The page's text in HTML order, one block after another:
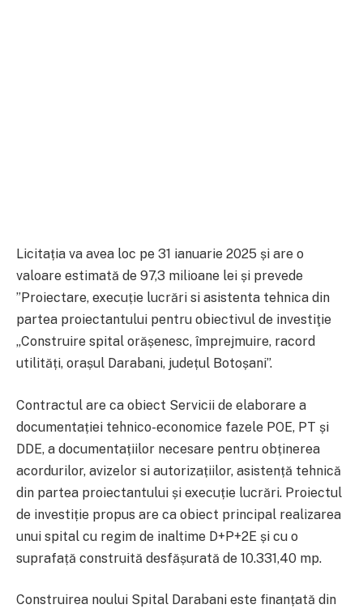
Licitația va avea loc pe 31 ianuarie 2025 și are o
valoare estimată de 97,3 milioane lei și prevede
”Proiectare, execuție lucrări si asistenta tehnica din
partea proiectantului pentru obiectivul de investiţie
„Construire spital orășenesc, împrejmuire, racord
utilități, orașul Darabani, județul Botoșani”.
Contractul are ca obiect Servicii de elaborare a
documentației tehnico-economice fazele POE, PT și
DDE, a documentațiilor necesare pentru obținerea
acordurilor, avizelor si autorizațiilor, asistență tehnică
din partea proiectantului și execuție lucrări. Proiectul
de investiție propus are ca obiect principal realizarea
unui spital cu regim de inaltime D+P+2E și cu o
suprafață construită desfășurată de 10.331,40 mp.
Construirea noului Spital Darabani este finanțată din